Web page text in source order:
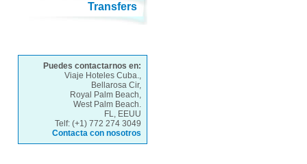
Transfers
Puedes contactarnos en:
Viaje Hoteles Cuba.,
Bellarosa Cir,
Royal Palm Beach,
West Palm Beach.
FL, EEUU
Telf: (+1) 772 274 3049
Contacta con nosotros